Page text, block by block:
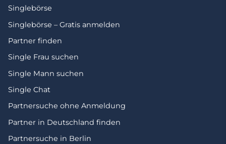
Singlebörse
Singlebörse – Gratis anmelden
Partner finden
Single Frau suchen
Single Mann suchen
Single Chat
Partnersuche ohne Anmeldung
Partner in Deutschland finden
Partnersuche in Berlin